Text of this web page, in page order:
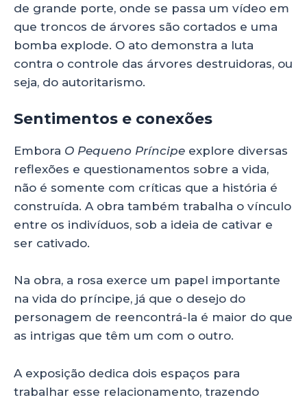
de grande porte, onde se passa um vídeo em
que troncos de árvores são cortados e uma
bomba explode. O ato demonstra a luta
contra o controle das árvores destruidoras, ou
seja, do autoritarismo.
Sentimentos e conexões
Embora O Pequeno Príncipe explore diversas
reflexões e questionamentos sobre a vida,
não é somente com críticas que a história é
construída. A obra também trabalha o vínculo
entre os indivíduos, sob a ideia de cativar e
ser cativado.
Na obra, a rosa exerce um papel importante
na vida do príncipe, já que o desejo do
personagem de reencontrá-la é maior do que
as intrigas que têm um com o outro.
A exposição dedica dois espaços para
trabalhar esse relacionamento, trazendo